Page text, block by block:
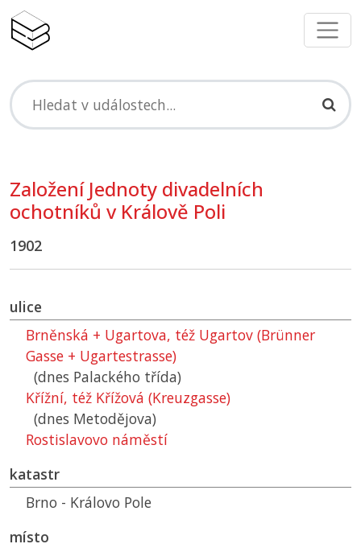
Založení Jednoty divadelních
ochotníků v Králově Poli
1902
ulice
Brněnská + Ugartova, též Ugartov (Brünner
Gasse + Ugartestrasse)
(dnes Palackého třída)
Křížní, též Křížová (Kreuzgasse)
(dnes Metodějova)
Rostislavovo náměstí
katastr
Brno - Královo Pole
místo